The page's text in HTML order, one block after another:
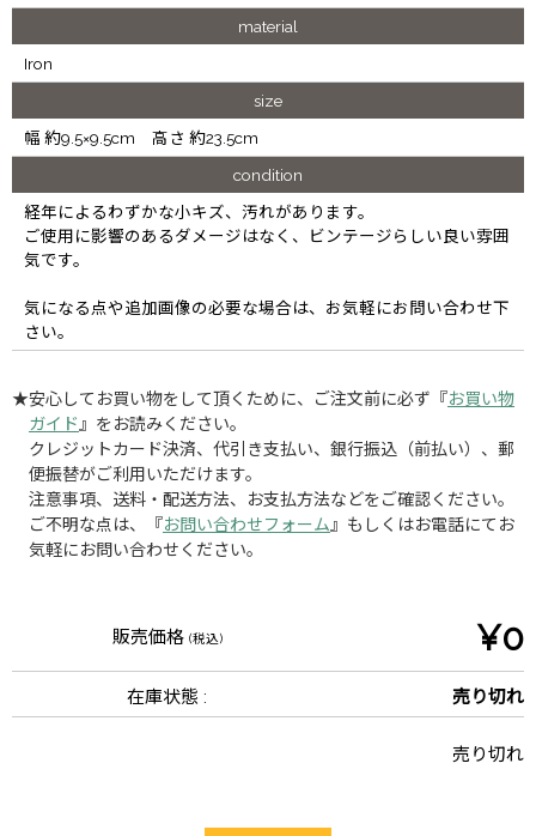
material
Iron
size
幅 約9.5×9.5cm 高さ 約23.5cm
condition
経年によるわずかな小キズ、汚れがあります。
ご使用に影響のあるダメージはなく、ビンテージらしい良い雰囲
気です。
気になる点や追加画像の必要な場合は、お気軽にお問い合わせ下
さい。
★安心してお買い物をして頂くために、ご注文前に必ず『お買い物
ガイド 』をお読みください。
クレジットカード決済、代引き支払い、銀行振込（前払い）、郵
便振替がご利用いただけます。
注意事項、送料・配送方法、お支払方法などをご確認ください。
ご不明な点は、『お問い合わせフォーム 』もしくはお電話にてお
気軽にお問い合わせください。
販売価格 (税込) ¥0
在庫状態 : 売り切れ
売り切れ